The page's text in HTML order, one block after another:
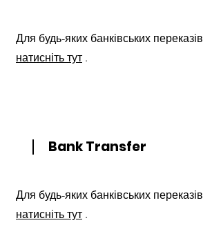
Для будь-яких банківських переказів
натисніть тут .
Bank Transfer
Для будь-яких банківських переказів
натисніть тут .